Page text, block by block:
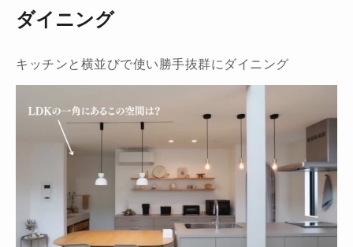
ダイニング
キッチンと横並びで使い勝手抜群にダイニング